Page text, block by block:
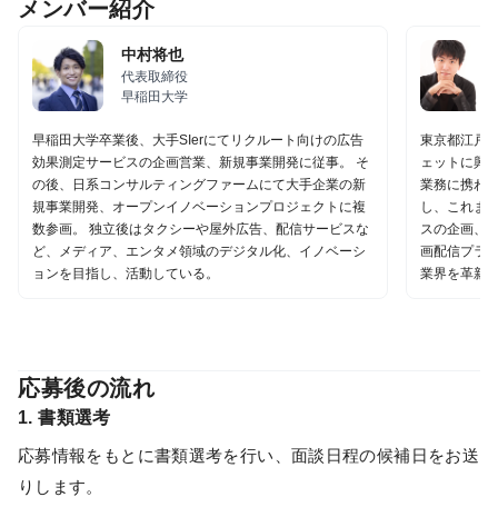
メンバー紹介
中村将也
代表取締役
早稲田大学
早稲田大学卒業後、大手SIerにてリクルート向けの広告
効果測定サービスの企画営業、新規事業開発に従事。 そ
の後、日系コンサルティングファームにて大手企業の新
規事業開発、オープンイノベーションプロジェクトに複
数参画。 独立後はタクシーや屋外広告、配信サービスな
ど、メディア、エンタメ領域のデジタル化、イノベーシ
ョンを目指し、活動している。
東京都江戸
ェットに興
業務に携わ
し、これま
スの企画、
画配信プラ
業界を革新
応募後の流れ
1. 書類選考
応募情報をもとに書類選考を行い、面談日程の候補日をお送
りします。